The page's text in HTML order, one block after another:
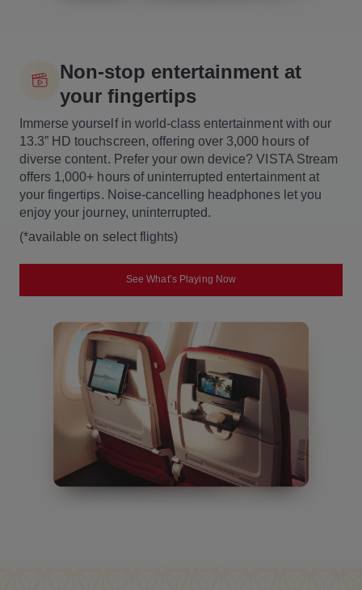
Non-stop entertainment at
your fingertips
Immerse yourself in world-class entertainment with our
13.3” HD touchscreen, offering over 3,000 hours of
diverse content. Prefer your own device? VISTA Stream
offers 1,000+ hours of uninterrupted entertainment at
your fingertips. Noise-cancelling headphones let you
enjoy your journey, uninterrupted.
(*available on select flights)
See What’s Playing Now